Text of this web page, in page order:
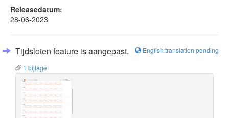
Releasedatum:
28-06-2023
English translation pending
Tijdsloten feature is aangepast.
1 bijlage